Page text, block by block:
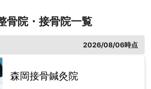
骨院・接骨院一覧
2026/08/06時点
森岡接骨鍼灸院